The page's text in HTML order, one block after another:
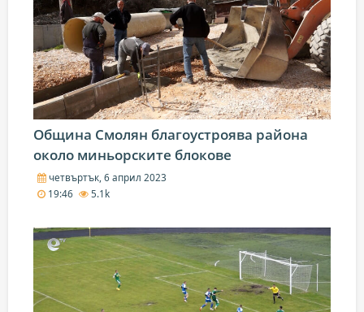
Община Смолян благоустроява района
около миньорските блокове
четвъртък, 6 април 2023
19:46
5.1k